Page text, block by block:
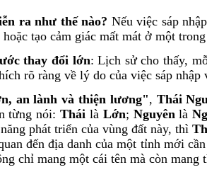
ra như thế nào? Nếu việc sáp
tạo cảm giác mất mát ở một
thay đổi lớn: Lịch sử cho thấy,
rõ ràng về lý do của việc sáp
an lành và thiện lương", Thái
từng nói:Thái là Lớn; Nguyên là
phát triển của vùng đất này, thì
đến địa danh của một tỉnh mới
chỉ mang một cái tên mà còn